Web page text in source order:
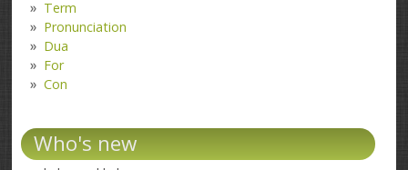
Term
Pronunciation
Dua
For
Con
Who's new